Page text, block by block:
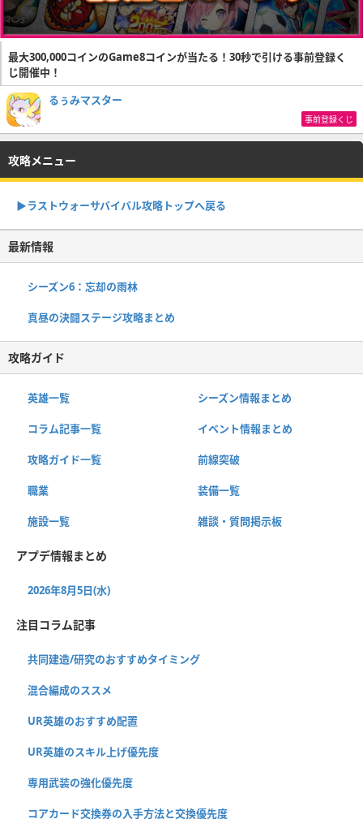
最大300,000コインのGame8コインが当たる！30秒で引ける事前登録く
じ開催中！
るぅみマスター
事前登録くじ
攻略メニュー
▶︎ラストウォーサバイバル攻略トップへ戻る
最新情報
シーズン6：忘却の雨林
真昼の決闘ステージ攻略まとめ
攻略ガイド
英雄一覧 シーズン情報まとめ
コラム記事一覧 イベント情報まとめ
攻略ガイド一覧 前線突破
職業 装備一覧
施設一覧 雑談・質問掲示板
アプデ情報まとめ
2026年8月5日(水)
注目コラム記事
共同建造/研究のおすすめタイミング
混合編成のススメ
UR英雄のおすすめ配置
UR英雄のスキル上げ優先度
専用武装の強化優先度
コアカード交換券の入手方法と交換優先度